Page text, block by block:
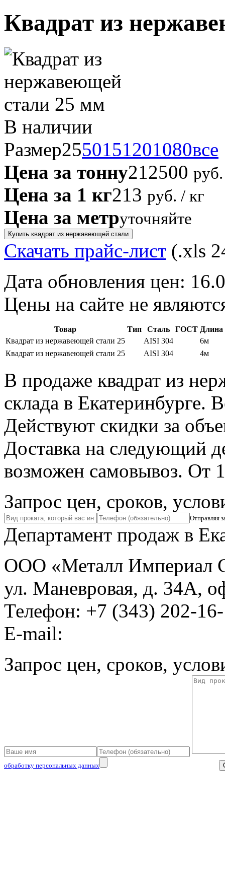
Квадрат из
В наличии
Размер2550151201080все
Цена за тонну212500
Цена за 1 кг213 руб. / кг
Цена за метруточняйте
Купить квадрат из нержавеющей стали
Скачать прайс-лист (.xls
Дата обновления цен:
Цены на сайте не
Товар Тип Сталь ГОСТ Длина
Квадрат из нержавеющей стали 25
AISI 304
6м
Квадрат из нержавеющей стали 25
AISI 304 4м
В продаже квадрат из
склада в
Действуют скидки за
Доставка на следующий
возможен самовывоз. От
Запрос цен, сроков,
Отправляя
Департамент продаж в
ООО «Металл Империал
ул. Маневровая, д. 34А,
Телефон: +7 (343) 202-
E-mail:
Запрос цен, сроков,
обработку персональных данных